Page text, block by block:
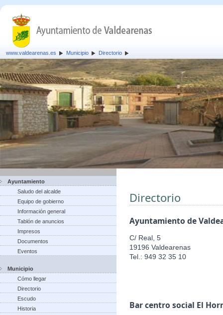
www.valdearenas.es Municipio Directorio
Ayuntamiento
Saludo del alcalde
Equipo de gobierno
Información general
Tablón de anuncios
Impresos
Documentos
Eventos
Municipio
Cómo llegar
Directorio
Escudo
Historia
Directorio
Ayuntamiento de
C/ Real, 5
19196 Valdearenas
Tel.: 949 32 35 10
Bar centro social El